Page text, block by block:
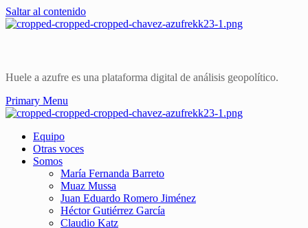
Saltar al contenido
Huele a azufre es una plataforma digital de análisis geopolítico.
Primary Menu
Equipo
Otras voces
Somos
María Fernanda Barreto
Muaz Mussa
Juan Eduardo Romero Jiménez
Héctor Gutiérrez García
Claudio Katz